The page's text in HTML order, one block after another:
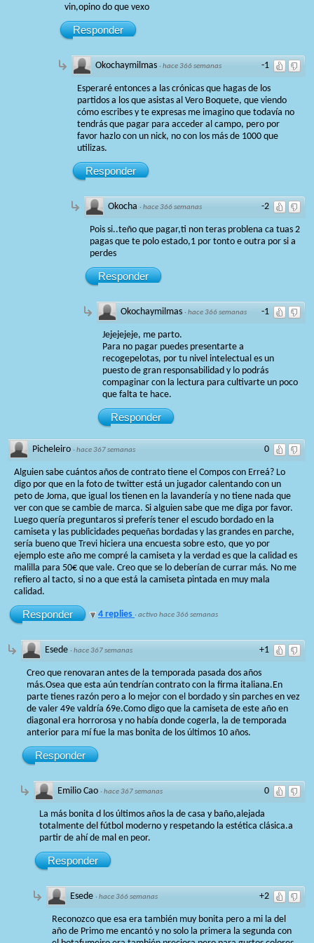
vin,opino do que vexo
Responder
-1
Okochaymilmas ·hace 366 semanas
Esperaré entonces a las crónicas que hagas de los
partidos a los que asistas al Vero Boquete, que viendo
cómo escribes y te expresas me imagino que todavía no
tendrás que pagar para acceder al campo, pero por
favor hazlo con un nick, no con los más de 1000 que
utilizas.
Responder
-2
Okocha ·hace 366 semanas
Pois si..teño que pagar,ti non teras problena ca tuas 2
pagas que te polo estado,1 por tonto e outra por si a
perdes
Responder
-1
Okochaymilmas ·hace 366 semanas
Jejejejeje, me parto.
Para no pagar puedes presentarte a
recogepelotas, por tu nivel intelectual es un
puesto de gran responsabilidad y lo podrás
compaginar con la lectura para cultivarte un poco
que falta te hace.
Responder
0
Picheleiro ·hace 367 semanas
Alguien sabe cuántos años de contrato tiene el Compos con Erreá? Lo
digo por que en la foto de twitter está un jugador calentando con un
peto de Joma, que igual los tienen en la lavandería y no tiene nada que
ver con que se cambie de marca. Si alguien sabe que me diga por favor.
Luego quería preguntaros si preferís tener el escudo bordado en la
camiseta y las publicidades pequeñas bordadas y las grandes en parche,
sería bueno que Trevi hiciera una encuesta sobre esto, que yo por
ejemplo este año me compré la camiseta y la verdad es que la calidad es
malilla para 50€ que vale. Creo que se lo deberían de currar más. No me
refiero al tacto, si no a que está la camiseta pintada en muy mala
calidad.
Responder 4 replies ·activo hace 366 semanas
+1
Esede ·hace 367 semanas
Creo que renovaran antes de la temporada pasada dos años
más.Osea que esta aún tendrían contrato con la firma italiana.En
parte tienes razón pero a lo mejor con el bordado y sin parches en vez
de valer 49e valdría 69e.Como digo que la camiseta de este año en
diagonal era horrorosa y no había donde cogerla, la de temporada
anterior para mí fue la mas bonita de los últimos 10 años.
Responder
0
Emilio Cao ·hace 367 semanas
La más bonita d los últimos años la de casa y baño,alejada
totalmente del fútbol moderno y respetando la estética clásica.a
partir de ahí de mal en peor.
Responder
+2
Esede ·hace 366 semanas
Reconozco que esa era también muy bonita pero a mi la del
año de Primo me encantó y no solo la primera la segunda con